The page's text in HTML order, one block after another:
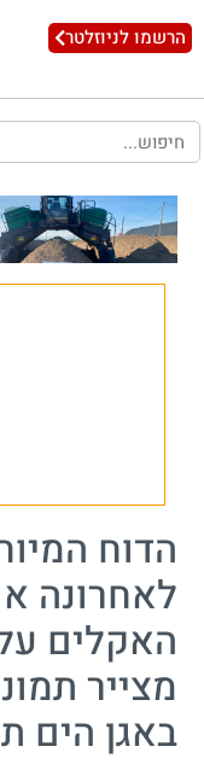
הרשמו לניוזלטר
הדוח
לאחרונה
האקלים
מצייר
באגן הים